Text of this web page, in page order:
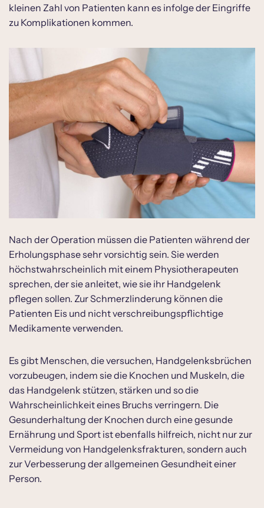
kleinen Zahl von Patienten kann es infolge der Eingriffe
zu Komplikationen kommen.
Nach der Operation müssen die Patienten während der
Erholungsphase sehr vorsichtig sein. Sie werden
höchstwahrscheinlich mit einem Physiotherapeuten
sprechen, der sie anleitet, wie sie ihr Handgelenk
pflegen sollen. Zur Schmerzlinderung können die
Patienten Eis und nicht verschreibungspflichtige
Medikamente verwenden.
Es gibt Menschen, die versuchen, Handgelenksbrüchen
vorzubeugen, indem sie die Knochen und Muskeln, die
das Handgelenk stützen, stärken und so die
Wahrscheinlichkeit eines Bruchs verringern. Die
Gesunderhaltung der Knochen durch eine gesunde
Ernährung und Sport ist ebenfalls hilfreich, nicht nur zur
Vermeidung von Handgelenksfrakturen, sondern auch
zur Verbesserung der allgemeinen Gesundheit einer
Person.